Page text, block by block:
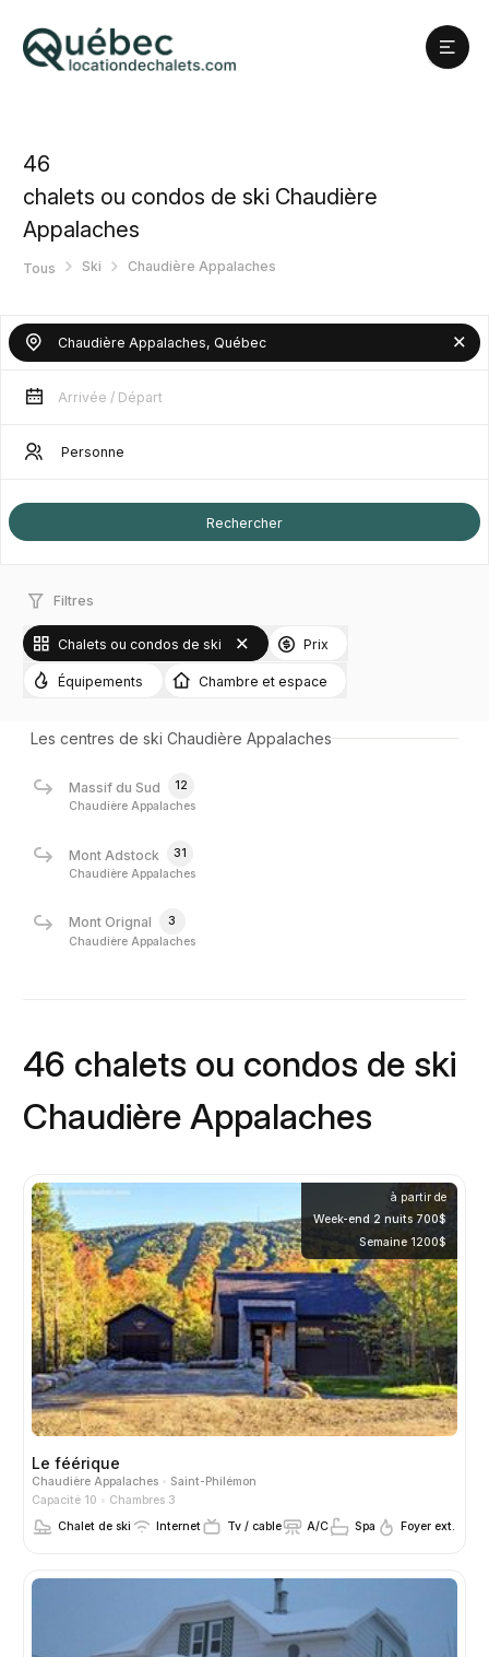
46
chalets ou condos de ski Chaudière
Appalaches
Tous Ski Chaudière Appalaches
Filtres
Chalets ou condos de ski Prix
Équipements Chambre et espace
Les centres de ski Chaudière Appalaches
Massif du Sud
12
Chaudière Appalaches
Mont Adstock
31
Chaudière Appalaches
Mont Orignal
3
Chaudière Appalaches
46 chalets ou condos de ski
Chaudière Appalaches
à partir de
Week-end 2 nuits 700$
Semaine 1200$
Le féérique
Chaudière Appalaches
Saint-Philémon
Capacité 10
Chambres 3
Chalet de ski
Internet Tv / cable A/C Spa Foyer ext.